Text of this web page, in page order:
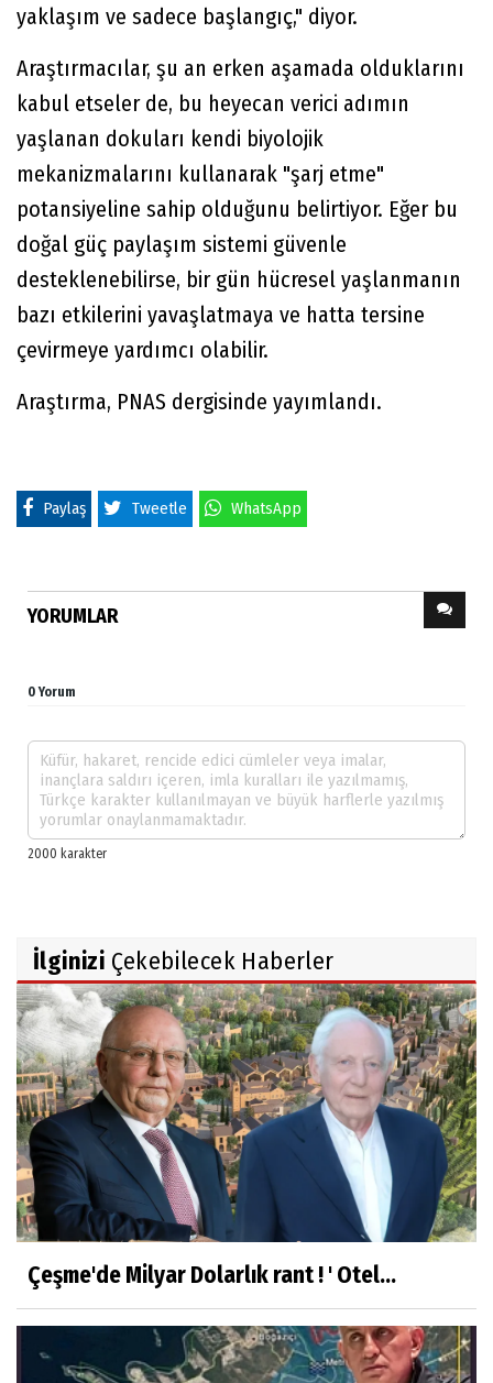
yaklaşım ve sadece başlangıç," diyor.
Araştırmacılar, şu an erken aşamada olduklarını
kabul etseler de, bu heyecan verici adımın
yaşlanan dokuları kendi biyolojik
mekanizmalarını kullanarak "şarj etme"
potansiyeline sahip olduğunu belirtiyor. Eğer bu
doğal güç paylaşım sistemi güvenle
desteklenebilirse, bir gün hücresel yaşlanmanın
bazı etkilerini yavaşlatmaya ve hatta tersine
çevirmeye yardımcı olabilir.
Araştırma, PNAS dergisinde yayımlandı.
Paylaş Tweetle WhatsApp
YORUMLAR
0 Yorum
İlginizi Çekebilecek Haberler
Çeşme'de Milyar Dolarlık rant ! ' Otel...